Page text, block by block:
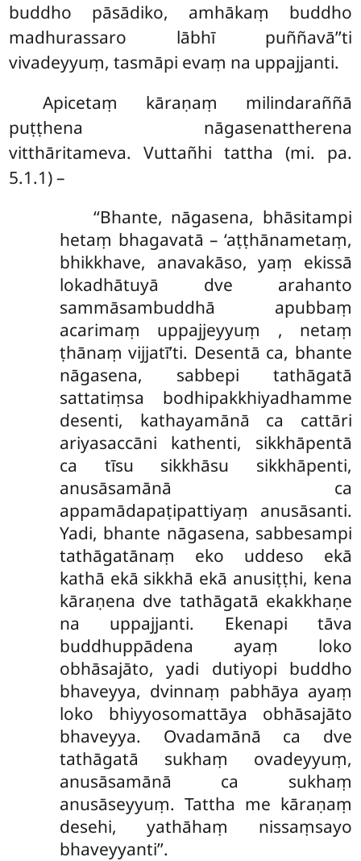
buddho pāsādiko, amhākaṃ buddho
madhurassaro lābhī puññavā’’ti
vivadeyyuṃ, tasmāpi evaṃ na uppajjanti.
Apicetaṃ kāraṇaṃ milindaraññā
puṭṭhena nāgasenattherena
vitthāritameva. Vuttañhi tattha (mi. pa.
5.1.1) –
‘‘Bhante, nāgasena, bhāsitampi
hetaṃ bhagavatā – ‘aṭṭhānametaṃ,
bhikkhave, anavakāso, yaṃ ekissā
lokadhātuyā dve arahanto
sammāsambuddhā apubbaṃ
acarimaṃ uppajjeyyuṃ , netaṃ
ṭhānaṃ vijjatī’ti. Desentā ca, bhante
nāgasena, sabbepi tathāgatā
sattatiṃsa bodhipakkhiyadhamme
desenti, kathayamānā ca cattāri
ariyasaccāni kathenti, sikkhāpentā
ca tīsu sikkhāsu sikkhāpenti,
anusāsamānā ca
appamādapaṭipattiyaṃ anusāsanti.
Yadi, bhante nāgasena, sabbesampi
tathāgatānaṃ eko uddeso ekā
kathā ekā sikkhā ekā anusiṭṭhi, kena
kāraṇena dve tathāgatā ekakkhaṇe
na uppajjanti. Ekenapi tāva
buddhuppādena ayaṃ loko
obhāsajāto, yadi dutiyopi buddho
bhaveyya, dvinnaṃ pabhāya ayaṃ
loko bhiyyosomattāya obhāsajāto
bhaveyya. Ovadamānā ca dve
tathāgatā sukhaṃ ovadeyyuṃ,
anusāsamānā ca sukhaṃ
anusāseyyuṃ. Tattha me kāraṇaṃ
desehi, yathāhaṃ nissaṃsayo
bhaveyyanti’’.